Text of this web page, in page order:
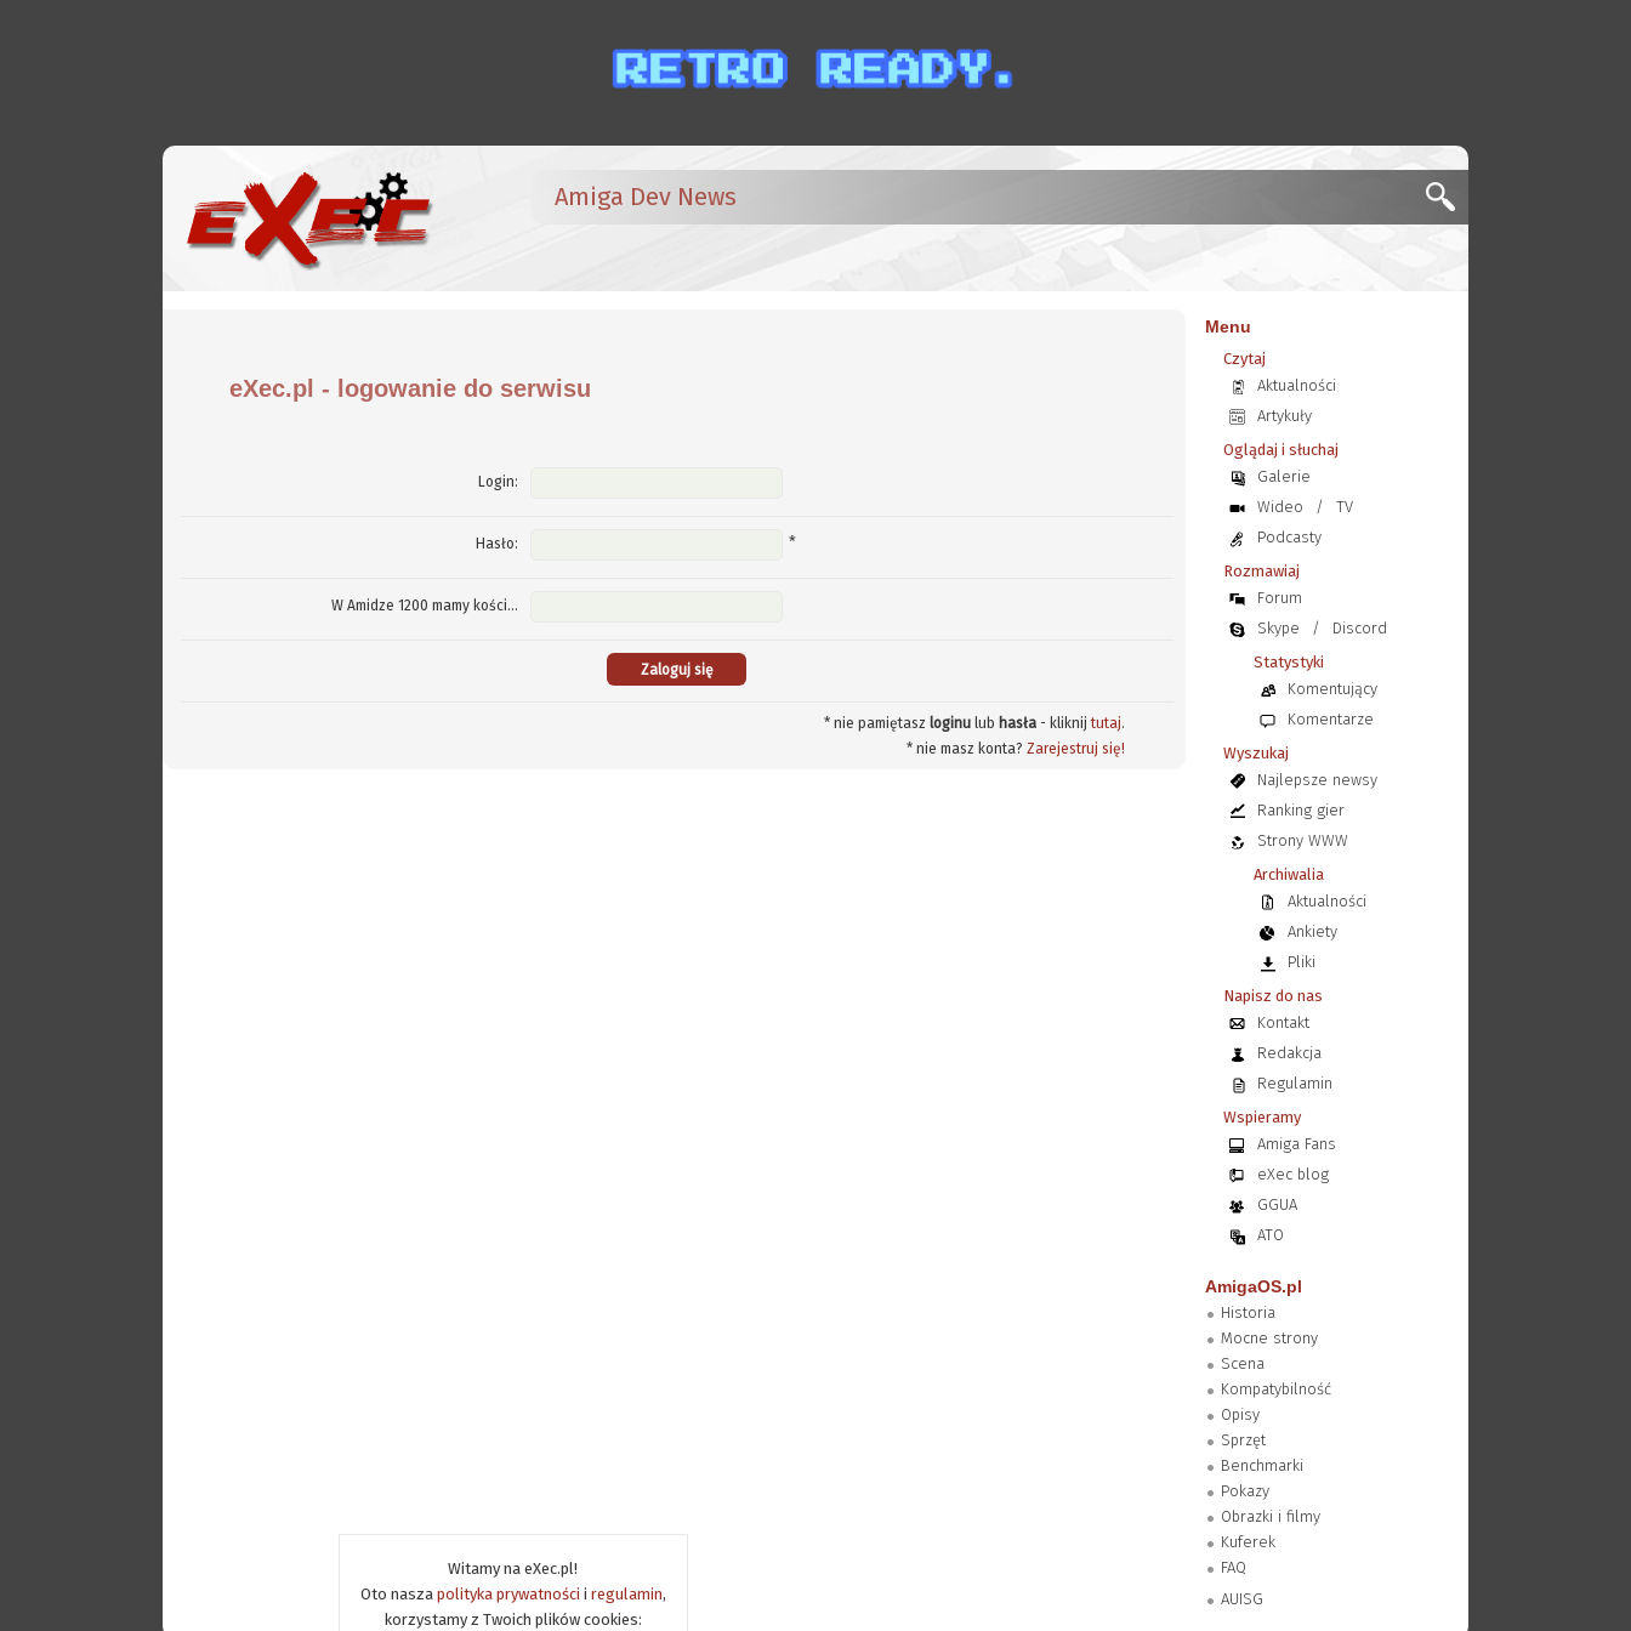
Witamy na eXec.pl!
Oto nasza polityka prywatności i regulamin,
korzystamy z Twoich plików cookies:
Amiga Dev News
eXec.pl - logowanie do serwisu
Login:
Hasło: *
W Amidze 1200 mamy kości...
* nie pamiętasz loginulub hasła- kliknijtutaj.
* nie masz konta? Zarejestruj się!
Menu
Czytaj
Aktualności
Artykuły
Oglądaj i słuchaj
Galerie
Wideo
/
TV
Podcasty
Rozmawiaj
Forum
Skype
/
Discord
Statystyki
Komentujący
Komentarze
Wyszukaj
Najlepsze newsy
Ranking gier
Strony WWW
Archiwalia
Aktualności
Ankiety
Pliki
Napisz do nas
Kontakt
Redakcja
Regulamin
Wspieramy
Amiga Fans
eXec blog
GGUA
ATO
AmigaOS.pl
Historia
Mocne strony
Scena
Kompatybilność
Opisy
Sprzęt
Benchmarki
Pokazy
Obrazki i filmy
Kuferek
FAQ
AUISG